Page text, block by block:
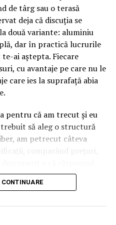
de târg sau o terasă
deja că discuția se
două variante: aluminiu
dar în practică lucrurile
ai aștepta. Fiecare
cu avantaje pe care nu le
care ies la suprafață abia
pentru că am trecut și eu
trebuit să aleg o structură
am petrecut câteva
comparând prețuri,
de cât de des muți
ai de înfruntat.